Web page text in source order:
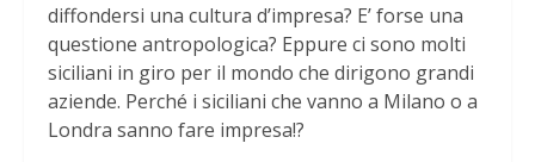
diffondersi una cultura d’impresa? E’ forse una
questione antropologica? Eppure ci sono molti
siciliani in giro per il mondo che dirigono grandi
aziende. Perché i siciliani che vanno a Milano o a
Londra sanno fare impresa!?